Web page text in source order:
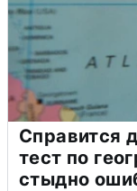
Справится
тест по
стыдно